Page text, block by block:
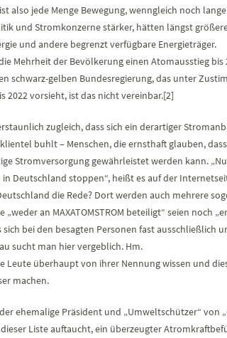
also jede Menge Bewegung, wenngleich noch
und Stromkonzerne stärker, hätten längst
und andere begrenzt verfügbare Energieträger.
Mehrheit der Bevölkerung einen Atomausstieg
schwarz-gelben Bundesregierung, das unter
2022 vorsieht, ist das nicht vereinbar.[2]
zugleich, dass sich ein derartiger
buhlt – Menschen, die ernsthaft glauben,
Stromversorgung gewährleistet werden kann.
Deutschland stoppen“, heißt es auf der
die Rede? Dort werden auch mehrere
„weder an MAXATOMSTROM beteiligt“ seien noch
sich bei den besagten Personen fast ausschließlich
sucht man hier vergeblich. Hm.
Leute überhaupt von ihrer Nennung wissen und
machen.
ehemalige Präsident und „Umweltschützer“ von
Liste auftaucht, ein überzeugter